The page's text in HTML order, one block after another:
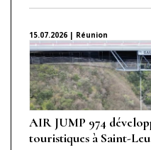
15.07.2026 | Réunion
AIR JUMP 974
touristiques à Saint-Leu